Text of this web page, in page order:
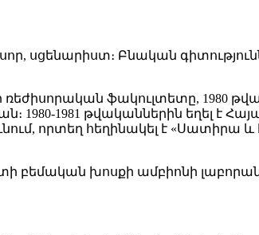
սցենարիստ։ Բնական
ֆակուլտետը, 1980
1981 թվականներին եղել է
որտեղ հեղինակել է «Սատիրա
բեմական խոսքի ամբիոնի